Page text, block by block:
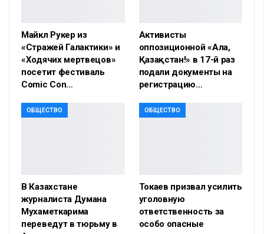
Майкл Рукер из
«Стражей Галактики» и
«Ходячих мертвецов»
посетит фестиваль
Comic Con…
Активисты
оппозиционной «Алға,
Қазақстан!» в 17-й раз
подали документы на
регистрацию…
ОБЩЕСТВО
В Казахстане
журналиста Думана
Мухаметкарима
переведут в тюрьму в
ОБЩЕСТВО
Токаев призвал усилить
уголовную
ответственность за
особо опасные